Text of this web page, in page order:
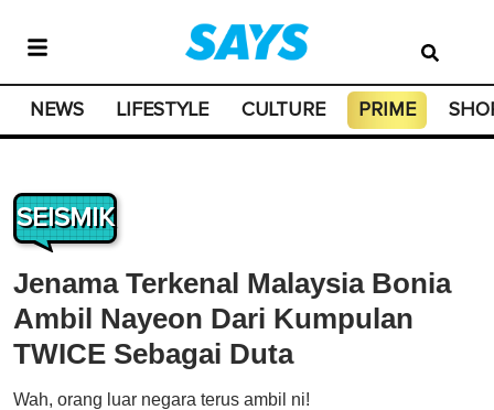
NEWS LIFESTYLE CULTURE PRIME
SEISMIK
Jenama Terkenal Malaysia Bonia
Ambil Nayeon Dari Kumpulan
TWICE Sebagai Duta
Wah, orang luar negara terus ambil ni!